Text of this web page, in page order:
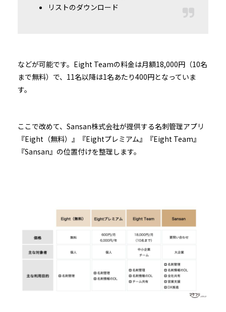
リストのダウンロード
などが可能です。Eight Teamの料金は月額18,000円（10名
まで無料）で、11名以降は1名あたり400円となっていま
す。
ここで改めて、Sansan株式会社が提供する名刺管理アプリ
『Eight（無料）』『Eightプレミアム』『Eight Team』
『Sansan』の位置付けを整理します。